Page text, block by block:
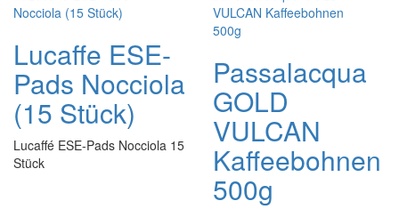
Lucaffe ESE-
Pads Nocciola
(15 Stück)
Lucaffé ESE-Pads Nocciola 15
Stück
Passalacqua
GOLD
VULCAN
Kaffeebohnen
500g